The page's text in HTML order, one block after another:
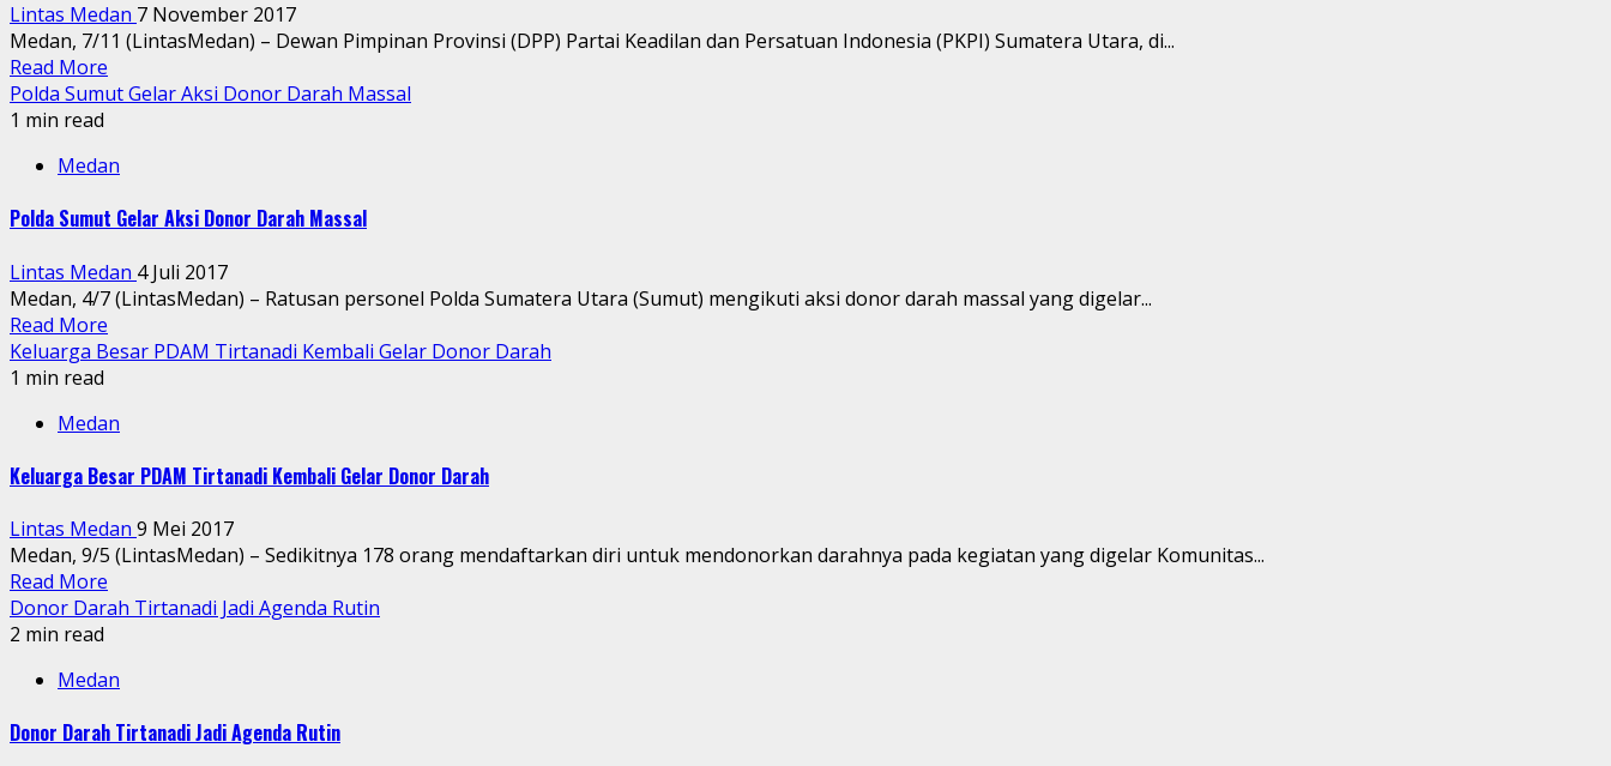
Lintas Medan 7 November 2017
Medan, 7/11 (LintasMedan) – Dewan Pimpinan Provinsi (DPP) Partai Keadilan dan Persatuan Indonesia (PKPI) Sumatera Utara, di...
Read More
Polda Sumut Gelar Aksi Donor Darah Massal
1 min read
Medan
Polda Sumut Gelar Aksi Donor Darah Massal
Lintas Medan 4 Juli 2017
Medan, 4/7 (LintasMedan) – Ratusan personel Polda Sumatera Utara (Sumut) mengikuti aksi donor darah massal yang digelar...
Read More
Keluarga Besar PDAM Tirtanadi Kembali Gelar Donor Darah
1 min read
Medan
Keluarga Besar PDAM Tirtanadi Kembali Gelar Donor Darah
Lintas Medan 9 Mei 2017
Medan, 9/5 (LintasMedan) – Sedikitnya 178 orang mendaftarkan diri untuk mendonorkan darahnya pada kegiatan yang digelar Komunitas...
Read More
Donor Darah Tirtanadi Jadi Agenda Rutin
2 min read
Medan
Donor Darah Tirtanadi Jadi Agenda Rutin